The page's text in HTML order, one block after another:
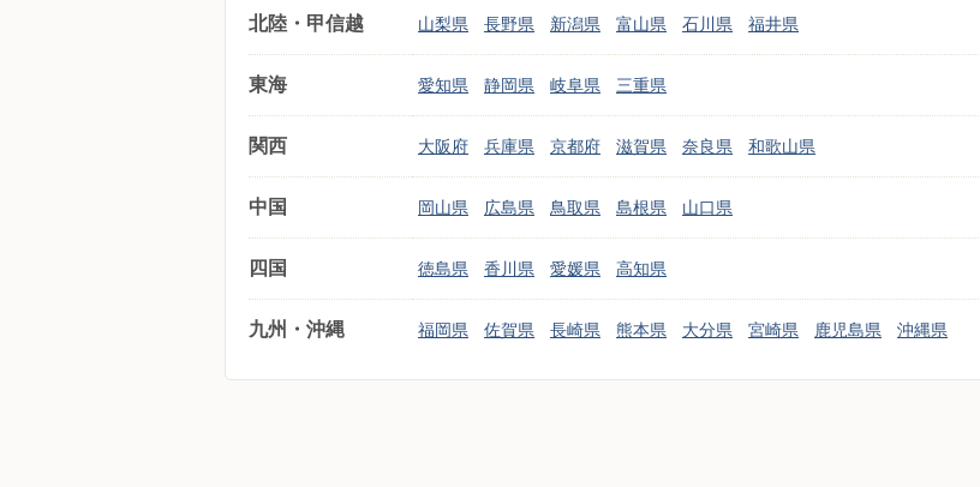
北陸・甲信越 山梨県 長野県 新潟県 富山県 石川県 福井県
東海 愛知県 静岡県 岐阜県 三重県
関西 大阪府 兵庫県 京都府 滋賀県 奈良県 和歌山県
中国 岡山県 広島県 鳥取県 島根県 山口県
四国 徳島県 香川県 愛媛県 高知県
九州・沖縄 福岡県 佐賀県 長崎県 熊本県 大分県 宮崎県 鹿児島県 沖縄県